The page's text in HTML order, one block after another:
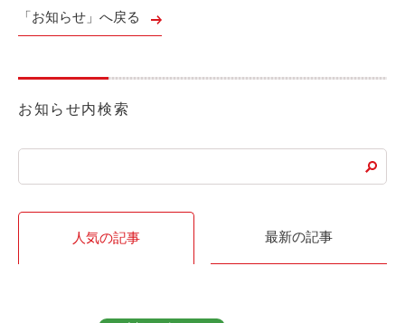
名鉄ミューズポイント
快適カーシェアリング
利用シーン
お客様の声
ご入会方法
「お知らせ」へ戻る
お知らせ内検索
人気の記事 最新の記事